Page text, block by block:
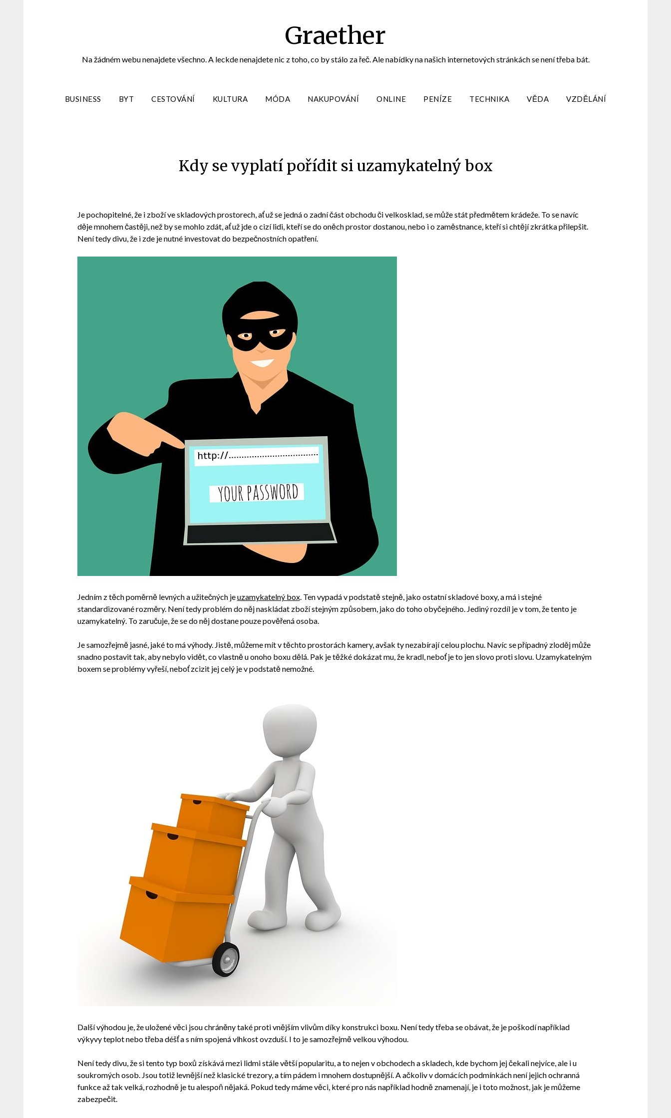
Graether
Na žádném webu nenajdete všechno. A leckde nenajdete nic z toho, co by stálo za řeč. Ale nabídky na našich internetových stránkách se není třeba bát.
BUSINESS BYT CESTOVÁNÍ KULTURA MÓDA NAKUPOVÁNÍ ONLINE PENÍZE TECHNIKA VĚDA VZDĚLÁNÍ
Kdy se vyplatí pořídit si uzamykatelný box
Je pochopitelné, že i zboží ve skladových prostorech, ať už se jedná o zadní část obchodu či velkosklad, se může stát předmětem krádeže. To se navíc
děje mnohem častěji, než by se mohlo zdát, ať už jde o cizí lidi, kteří se do oněch prostor dostanou, nebo i o zaměstnance, kteří si chtějí zkrátka přilepšit.
Není tedy divu, že i zde je nutné investovat do bezpečnostních opatření.
Jedním z těch poměrně levných a užitečných jeuzamykatelný box. Ten vypadá v podstatě stejně, jako ostatní skladové boxy, a má i stejné
standardizované rozměry. Není tedy problém do něj naskládat zboží stejným způsobem, jako do toho obyčejného. Jediný rozdíl je v tom, že tento je
uzamykatelný. To zaručuje, že se do něj dostane pouze pověřená osoba.
Je samozřejmě jasné, jaké to má výhody. Jistě, můžeme mít v těchto prostorách kamery, avšak ty nezabírají celou plochu. Navíc se případný zloděj může
snadno postavit tak, aby nebylo vidět, co vlastně u onoho boxu dělá. Pak je těžké dokázat mu, že kradl, neboť je to jen slovo proti slovu. Uzamykatelným
boxem se problémy vyřeší, neboť zcizit jej celý je v podstatě nemožné.
Další výhodou je, že uložené věci jsou chráněny také proti vnějším vlivům díky konstrukci boxu. Není tedy třeba se obávat, že je poškodí například
výkyvy teplot nebo třeba déšť a s ním spojená vlhkost ovzduší. I to je samozřejmě velkou výhodou.
Není tedy divu, že si tento typ boxů získává mezi lidmi stále větší popularitu, a to nejen v obchodech a skladech, kde bychom jej čekali nejvíce, ale i u
soukromých osob. Jsou totiž levnější než klasické trezory, a tím pádem i mnohem dostupnější. A ačkoliv v domácích podmínkách není jejich ochranná
funkce až tak velká, rozhodně je tu alespoň nějaká. Pokud tedy máme věci, které pro nás například hodně znamenají, je i toto možnost, jak je můžeme
zabezpečit.